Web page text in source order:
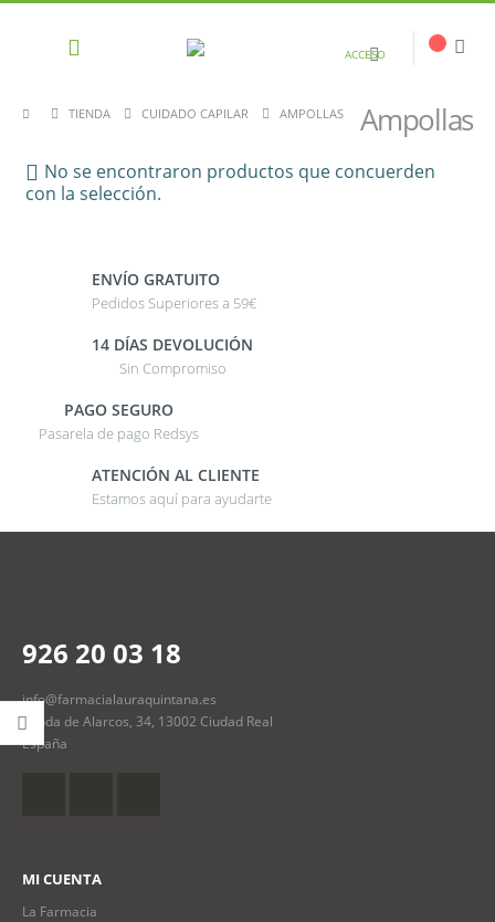
ACCESO
Ampollas
TIENDA CUIDADO CAPILAR AMPOLLAS
No se encontraron productos que concuerden
con la selección.
ENVÍO GRATUITO
Pedidos Superiores a 59€
14 DÍAS DEVOLUCIÓN
Sin Compromiso
PAGO SEGURO
Pasarela de pago Redsys
ATENCIÓN AL CLIENTE
Estamos aquí para ayudarte
926 20 03 18
info@farmacialauraquintana.es
Ronda de Alarcos, 34, 13002 Ciudad Real
España
MI CUENTA
La Farmacia